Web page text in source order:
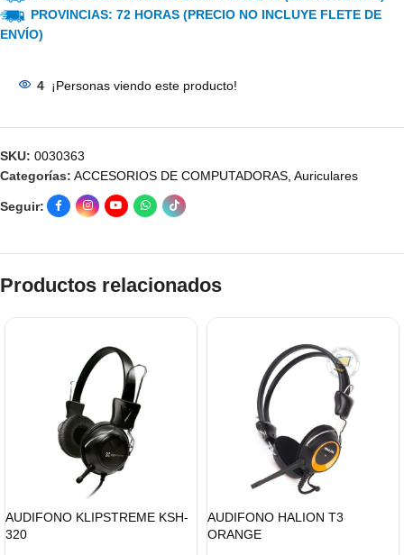
PROVINCIAS: 72 HORAS (PRECIO NO INCLUYE FLETE DE
ENVÍO)
4 ¡Personas viendo este producto!
SKU: 0030363
Categorías: ACCESORIOS DE COMPUTADORAS, Auriculares
Seguir:
Productos relacionados
AUDIFONO KLIPSTREME KSH-
320
AUDIFONO HALION T3
ORANGE